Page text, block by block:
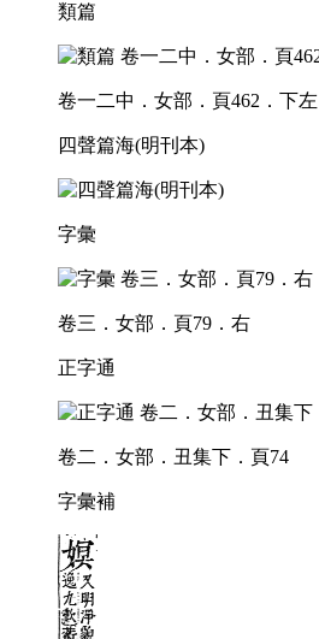
類篇
卷一二中．女部．頁462．下左
四聲篇海(明刊本)
字彙
卷三．女部．頁79．右
正字通
卷二．女部．丑集下．頁74
字彙補